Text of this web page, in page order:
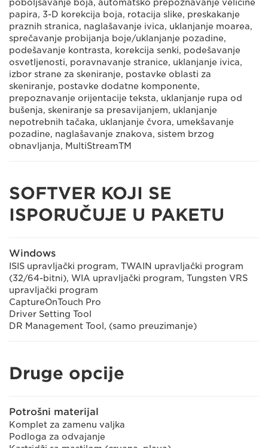
poboljšavanje boja, automatsko prepoznavanje veličine
papira, 3-D korekcija boja, rotacija slike, preskakanje
praznih stranica, naglašavanje ivica, uklanjanje moarea,
sprečavanje probijanja boje/uklanjanje pozadine,
podešavanje kontrasta, korekcija senki, podešavanje
osvetljenosti, poravnavanje stranice, uklanjanje ivica,
izbor strane za skeniranje, postavke oblasti za
skeniranje, postavke dodatne komponente,
prepoznavanje orijentacije teksta, uklanjanje rupa od
bušenja, skeniranje sa presavijanjem, uklanjanje
nepotrebnih tačaka, uklanjanje čvora, umekšavanje
pozadine, naglašavanje znakova, sistem brzog
obnavljanja, MultiStreamTM
SOFTVER KOJI SE
ISPORUČUJE U PAKETU
Windows
ISIS upravljački program, TWAIN upravljački program
(32/64-bitni), WIA upravljački program, Tungsten VRS
upravljački program
CaptureOnTouch Pro
Driver Setting Tool
DR Management Tool, (samo preuzimanje)
Druge opcije
Potrošni materijal
Komplet za zamenu valjka
Podloga za odvajanje